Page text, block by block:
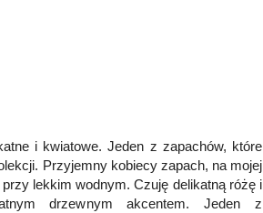
i kwiatowe. Jeden z zapachów, które
Przyjemny kobiecy zapach, na mojej
lekkim wodnym. Czuję delikatną różę i
drzewnym akcentem. Jeden z